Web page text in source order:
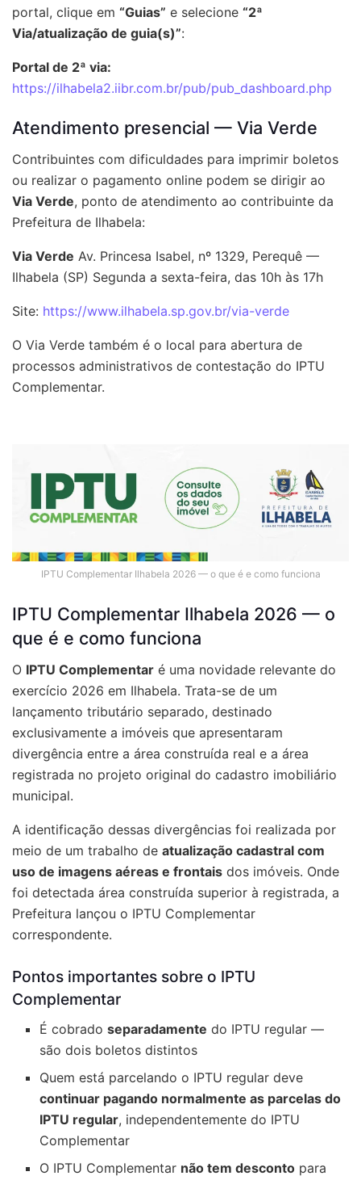
portal, clique em “Guias” e selecione “2ª
Via/atualização de guia(s)”:
Portal de 2ª via:
https://ilhabela2.iibr.com.br/pub/pub_dashboard.php
Atendimento presencial — Via Verde
Contribuintes com dificuldades para imprimir boletos
ou realizar o pagamento online podem se dirigir ao
Via Verde, ponto de atendimento ao contribuinte da
Prefeitura de Ilhabela:
Via Verde Av. Princesa Isabel, nº 1329, Perequê —
Ilhabela (SP) Segunda a sexta-feira, das 10h às 17h
Site: https://www.ilhabela.sp.gov.br/via-verde
O Via Verde também é o local para abertura de
processos administrativos de contestação do IPTU
Complementar.
IPTU Complementar Ilhabela 2026 — o que é e como funciona
IPTU Complementar Ilhabela 2026 — o
que é e como funciona
O IPTU Complementar é uma novidade relevante do
exercício 2026 em Ilhabela. Trata-se de um
lançamento tributário separado, destinado
exclusivamente a imóveis que apresentaram
divergência entre a área construída real e a área
registrada no projeto original do cadastro imobiliário
municipal.
A identificação dessas divergências foi realizada por
meio de um trabalho de atualização cadastral com
uso de imagens aéreas e frontais dos imóveis. Onde
foi detectada área construída superior à registrada, a
Prefeitura lançou o IPTU Complementar
correspondente.
Pontos importantes sobre o IPTU
Complementar
É cobradoseparadamente do IPTU regular —
são dois boletos distintos
Quem está parcelando o IPTU regular deve
continuar pagando normalmente as parcelas do
IPTU regular, independentemente do IPTU
Complementar
O IPTU Complementar não tem desconto para